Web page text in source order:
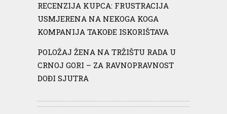
RECENZIJA KUPCA: FRUSTRACIJA
USMJERENA NA NEKOGA KOGA
KOMPANIJA TAKOĐE ISKORIŠTAVA
POLOŽAJ ŽENA NA TRŽIŠTU RADA U
CRNOJ GORI – ZA RAVNOPRAVNOST
DOĐI SJUTRA